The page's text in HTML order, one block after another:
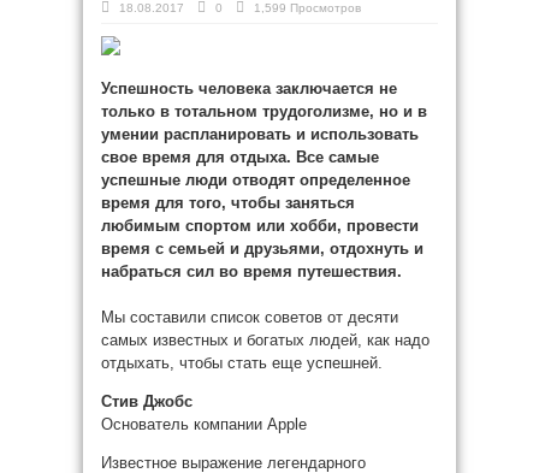
18.08.2017 0 1,599 Просмотров
Успешность человека заключается не
только в тотальном трудоголизме, но и в
умении распланировать и использовать
свое время для отдыха. Все самые
успешные люди отводят определенное
время для того, чтобы заняться
любимым спортом или хобби, провести
время с семьей и друзьями, отдохнуть и
набраться сил во время путешествия.
Мы составили список советов от десяти
самых известных и богатых людей, как надо
отдыхать, чтобы стать еще успешней.
Стив Джобс
Основатель компании Аррle
Известное выражение легендарного